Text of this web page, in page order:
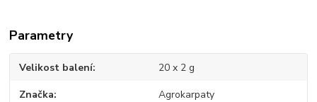
Parametry
Velikost balení 20 x 2 g
Značka Agrokarpaty